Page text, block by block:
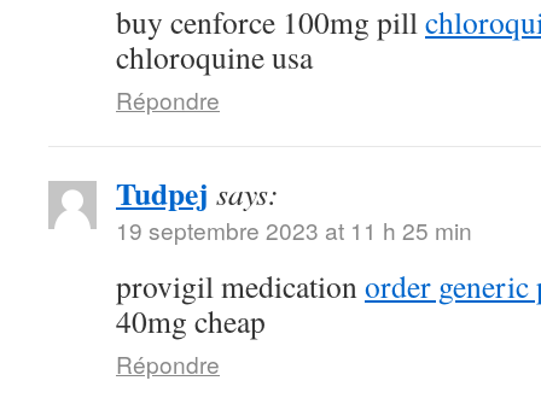
buy cenforce 100mg pill
chloroquine usa
Répondre
Tudpej says:
19 septembre 2023 at 11 h 25 min
provigil medicationorder
40mg cheap
Répondre